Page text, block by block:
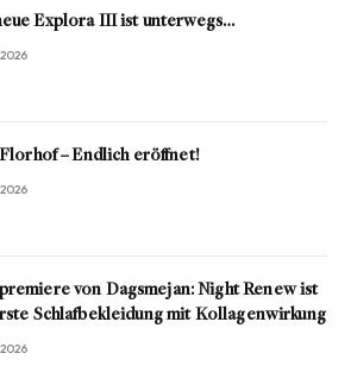
Explora III ist unterwegs…
– Endlich eröffnet!
von Dagsmejan: Night Renew ist
Schlafbekleidung mit Kollagenwirkung